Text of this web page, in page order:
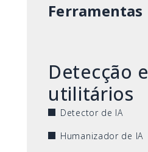
Ferramentas
Detecção e
utilitários
Detector de IA
Humanizador de IA